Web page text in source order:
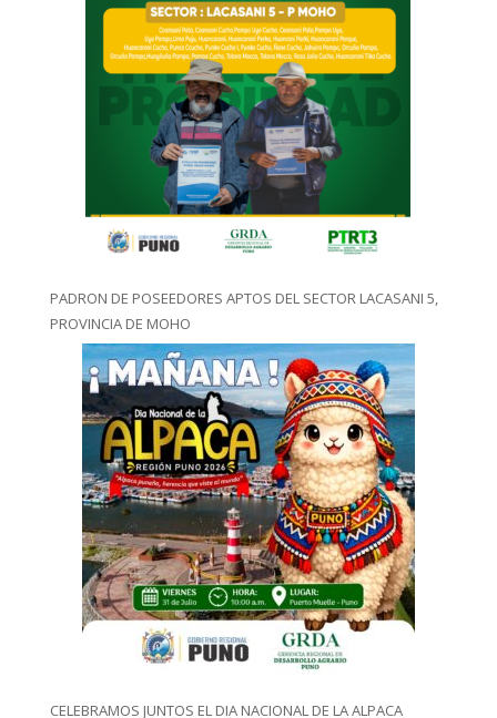
PADRON DE POSEEDORES APTOS DEL SECTOR LACASANI 5,
PROVINCIA DE MOHO
CELEBRAMOS JUNTOS EL DIA NACIONAL DE LA ALPACA